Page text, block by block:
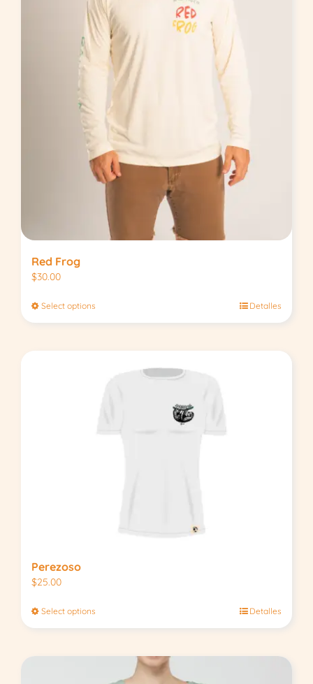
Red Frog
$30.00
Select options Detalles
Perezoso
$25.00
Select options Detalles